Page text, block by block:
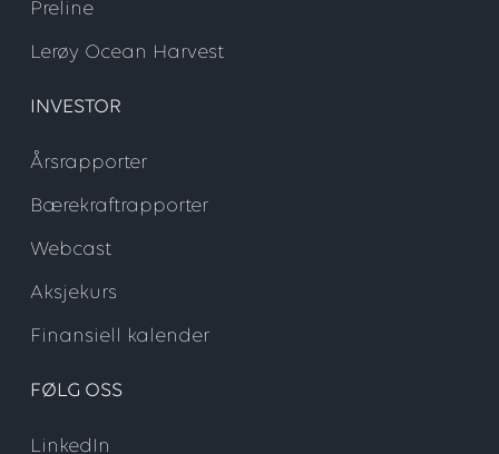
Preline
Lerøy Ocean Harvest
INVESTOR
Årsrapporter
Bærekraftrapporter
Webcast
Aksjekurs
Finansiell kalender
FØLG OSS
LinkedIn